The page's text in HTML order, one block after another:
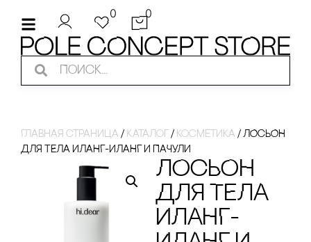
0 0
Главная страница / Каталог / косметика / ЛОсЬОН
ДЛЯ ТЕЛА ИЛАНГ-ИЛАНГ И ПАЧУЛИ
ЛОсЬОН
ДЛЯ ТЕЛА
ИЛАНГ-